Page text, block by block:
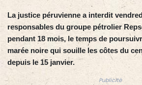
La justice péruvienne a interdit
responsables du groupe pétrolier
pendant 18 mois, le temps de
marée noire qui souille les côtes du
depuis le 15 janvier.
Publicité